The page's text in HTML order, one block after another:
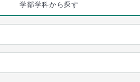
学部学科から探す